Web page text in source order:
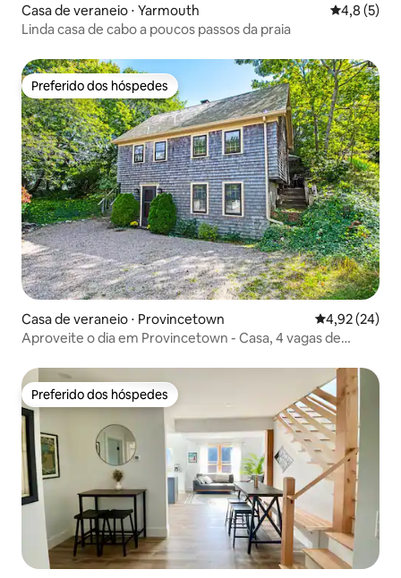
Casa de veraneio ⋅ Yarmouth 4,8 de
4,8 (5)
Linda casa de cabo a poucos passos da praia
Preferido dos hóspedes
Preferido dos hóspedes
Casa de veraneio ⋅ Provincetown 4,92 de uma
4,92 (24)
Aproveite o dia em Provincetown - Casa, 4 vagas de
Preferido dos hóspedes
Preferido dos hóspedes